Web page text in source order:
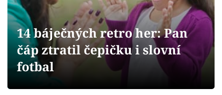
Přihlášení
Sledujte nás
14 báječných retro her: Pan
čáp ztratil čepičku i slovní
fotbal